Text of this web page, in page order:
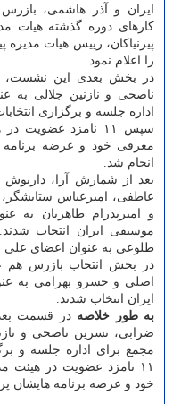
ایران و آذر هاشمی،
کارهای دوره گذشته هیات
پیرنیاکان، رییس هیات
را اعلام نمود.
در بخش بعدی این نشست،
ناصحی و نازنین جلالی به
اداره جلسه و برگزاری
سپس ۱۱ نامزد
معرفی خود و عرضه برنامه
انجام شد.
بعد از شمارش آرا، داریوش
عاطفی، امیرعباس
و امیرپدرام طاهریان به
موسیقی ایران انتخاب
طلوعی به عنوان اعضای علی
در بخش انتخاب بازرس هم
اصلی و خسرو بهرامی به
ایران انتخاب شدند.
به طور خلاصه در قسمت
ضرابی، نسرین ناصحی و
مجمع برای اداره جلسه و
۱۱ نامزد عضویت در
خود و عرضه برنامه هایشان